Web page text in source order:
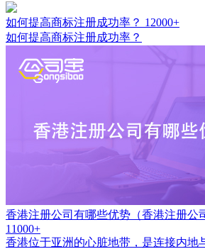
如何提高商标注册成功率？ 12000+
如何提高商标注册成功率？
香港注册公司有哪些优势（香港注册公
11000+
香港位于亚洲的心脏地带，是连接内地